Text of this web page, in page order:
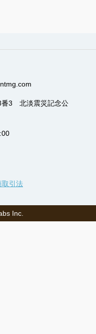
番3 北淡震災記念公
取引法
Inc.